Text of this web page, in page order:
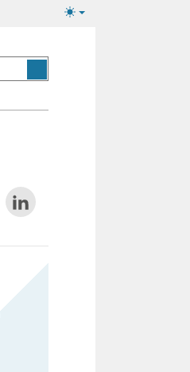
Lichte/donkere